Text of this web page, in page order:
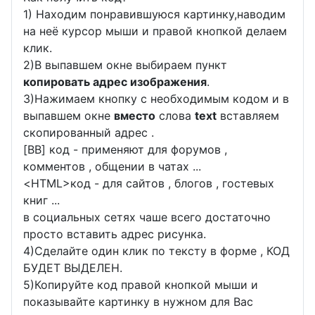
1) Находим понравившуюся картинку,наводим
на неё курсор мыши и правой кнопкой делаем
клик.
2)В выпавшем окне выбираем пункт
копировать адрес изображения.
3)Нажимаем кнопку с необходимым кодом и в
выпавшем окне вместо слова text вставляем
скопированный адрес .
[BB] код - применяют для форумов ,
комментов , общении в чатах ...
<HTML>код - для сайтов , блогов , гостевых
книг ...
в социальных сетях чаше всего достаточно
просто вставить адрес рисунка.
4)Сделайте один клик по тексту в форме , КОД
БУДЕТ ВЫДЕЛЕН.
5)Копируйте код правой кнопкой мыши и
показывайте картинку в нужном для Вас